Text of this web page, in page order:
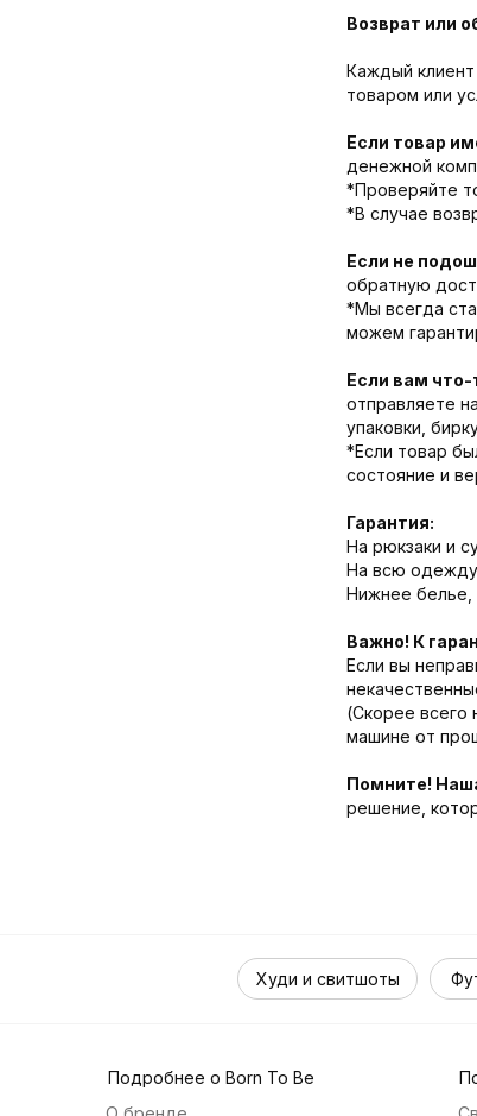
Возврат или
Каждый
товаром или
Если товар
денежной
*Проверяйте
*В случае
Если не
обратную
*Мы всегда
можем
Если вам что-
отправляете
упаковки,
*Если товар
состояние и
Гарантия:
На рюкзаки и
На всю одежду
Нижнее белье,
Важно! К
Если вы
(Скорее всего
машине от
Помните!
решение,
Худи и свитшоты
Подробнее о Born To Be